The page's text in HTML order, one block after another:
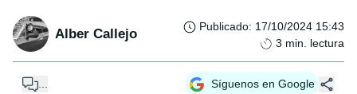
Alber Callejo Publicado: 17/10/2024 15:43
3 min. lectura
... Síguenos en Google